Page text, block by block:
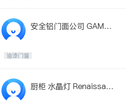
安全铝门面公司 GAMCO
油漆门窗
厨柜 水晶灯 Renaissanc